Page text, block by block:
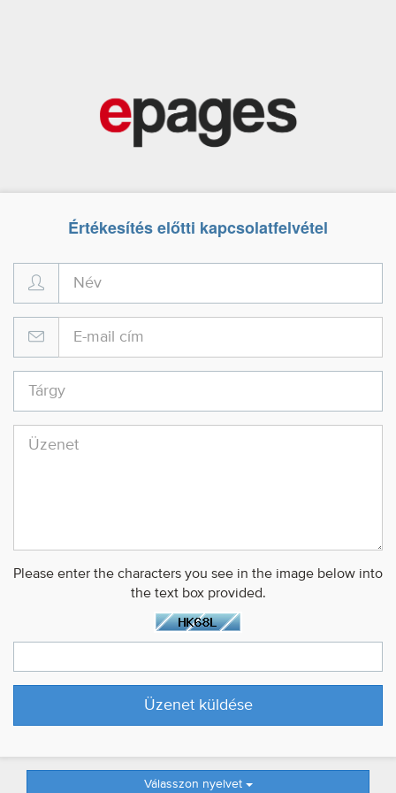
Értékesítés előtti kapcsolatfelvétel
Please enter the characters you see in the image below into
the text box provided.
Válasszon nyelvet